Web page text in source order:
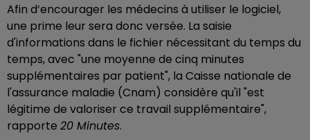
Afin d’encourager les médecins à utiliser le logiciel,
une prime leur sera donc versée. La saisie
d'informations dans le fichier nécessitant du temps du
temps, avec "une moyenne de cinq minutes
supplémentaires par patient", la Caisse nationale de
l'assurance maladie (Cnam) considère qu'il "est
légitime de valoriser ce travail supplémentaire",
rapporte 20 Minutes.